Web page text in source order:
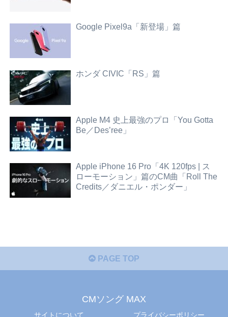
Google Pixel9a「新登場」篇
ホンダ CIVIC「RS」篇
Apple M4 史上最強のプロ「You Gotta
Be／Des’ree」
Apple iPhone 16 Pro「4K 120fps | ス
ローモーション」篇のCM曲「Roll The
Credits／ダニエル・ポンダー」
PAGE TOP
CMソング MAX
サイトについて プライバシーポリシー